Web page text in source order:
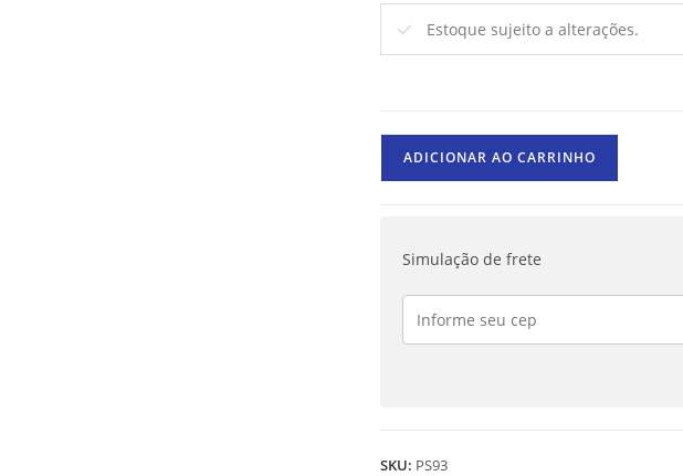
Estoque sujeito a alterações.
ADICIONAR AO CARRINHO
Simulação de frete
SKU: PS93